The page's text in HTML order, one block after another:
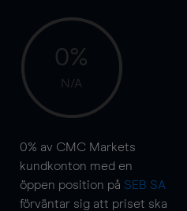
0%
N/A
0% av CMC Markets
kundkonton med en
öppen position på SEB SA
förväntar sig att priset ska